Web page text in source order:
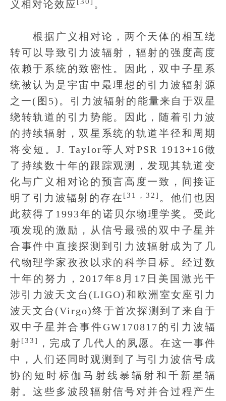
义相对论效应
。
根据广义相对论，两个天体的相互绕
转可以导致引力波辐射，辐射的强度高度
依赖于系统的致密性。因此，双中子星系
统被认为是宇宙中最理想的引力波辐射源
之一(图5)。引力波辐射的能量来自于双星
绕转轨道的引力势能。因此，随着引力波
的持续辐射，双星系统的轨道半径和周期
将变短。J. Taylor等人对PSR 1913+16做
了持续数十年的跟踪观测，发现其轨道变
化与广义相对论的预言高度一致，间接证
明了引力波辐射的存在 [31，32] 。他们也因
此获得了1993年的诺贝尔物理学奖。受此
项发现的激励，从信号最强的双中子星并
合事件中直接探测到引力波辐射成为了几
代物理学家孜孜以求的科学目标。经过数
十年的努力，2017年8月17日美国激光干
涉引力波天文台(LIGO)和欧洲室女座引力
波天文台(Virgo)终于首次探测到了来自于
双中子星并合事件GW170817的引力波辐
射[33]
，完成了几代人的夙愿。在这一事件
中，人们还同时观测到了与引力波信号成
协的短时标伽马射线暴辐射和千新星辐
射。这些多波段辐射信号对并合过程产生